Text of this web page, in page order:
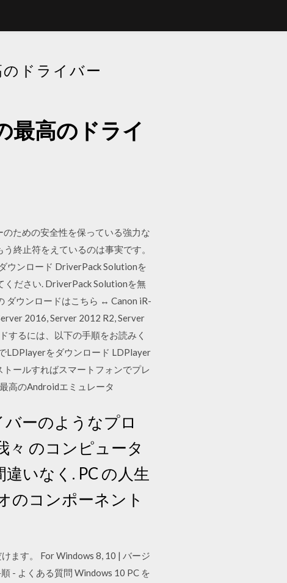
ドライバー
最高のドライ
ための安全性を保っている強力な
終止符をえているのは事実です。
ウンロード DriverPack Solutionを
ください. DriverPack Solutionを無
ダウンロードはこちら ↔ Canon iR-
2016, Server 2012 R2, Server
するには、以下の手順をお読みく
LDPlayerをダウンロード LDPlayer
ールすればスマートフォンでプレ
高のAndroidエミュレータ
ーのようなプロ
々 のコンピュータ
いなく. PC の人生
のコンポーネント
ます。 For Windows 8, 10 | バージ
- よくある質問 Windows 10 PC を